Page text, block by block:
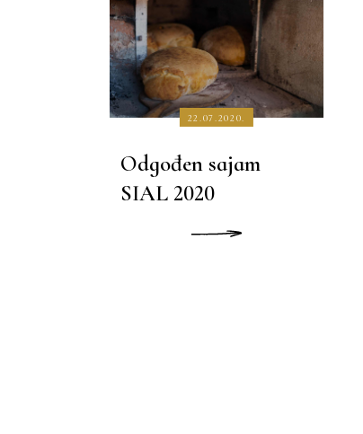
22.07.2020.
Odgođen sajam
SIAL 2020